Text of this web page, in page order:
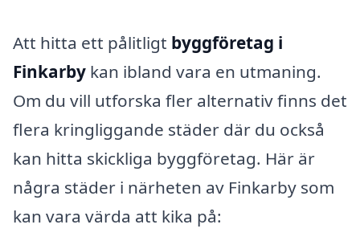
Att hitta ett pålitligt byggföretag i
Finkarby kan ibland vara en utmaning.
Om du vill utforska fler alternativ finns det
flera kringliggande städer där du också
kan hitta skickliga byggföretag. Här är
några städer i närheten av Finkarby som
kan vara värda att kika på: